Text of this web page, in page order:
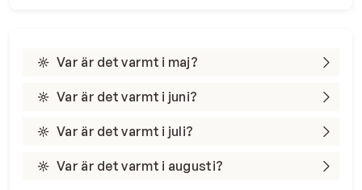
Var är det varmt i maj?
Var är det varmt i juni?
Var är det varmt i juli?
Var är det varmt i augusti?